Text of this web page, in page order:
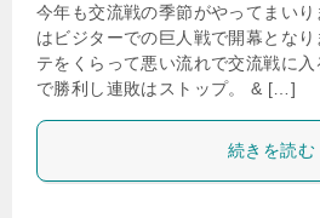
今年も交流戦の季節がやってまい
はビジターでの巨人戦で開幕とな
テをくらって悪い流れで交流戦に
で勝利し連敗はストップ。 & […]
続きを読む